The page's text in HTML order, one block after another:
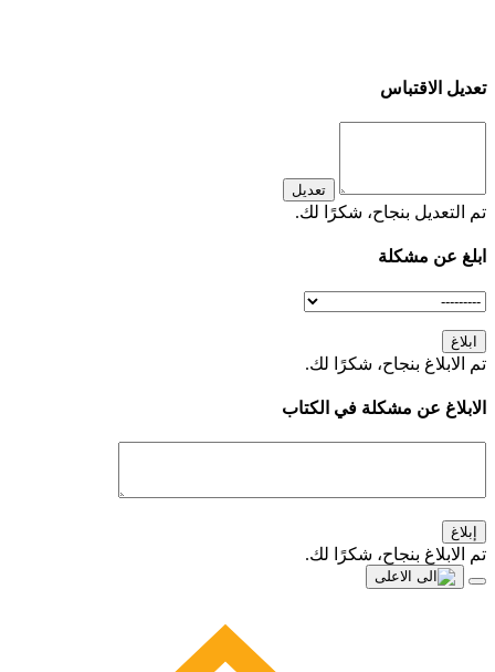
تعديل الاقتباس
تعديل
تم التعديل بنجاح، شكرًا لك.
ابلغ عن مشكلة
ابلاغ
تم الابلاغ بنجاح، شكرًا لك.
الابلاغ عن مشكلة في الكتاب
إبلاغ
تم الابلاغ بنجاح، شكرًا لك.